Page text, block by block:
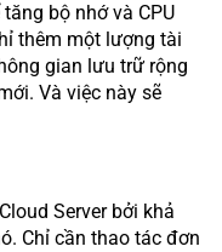
bộ nhớ và CPU
thêm một lượng tài
gian lưu trữ rộng
Và việc này sẽ
Server bởi khả
Chỉ cần thao tác đơn